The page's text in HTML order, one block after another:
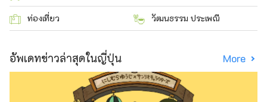
ท่องเที่ยว วัฒนธรรม ประเพณี
อัพเดทข่าวล่าสุดในญี่ปุ่น More